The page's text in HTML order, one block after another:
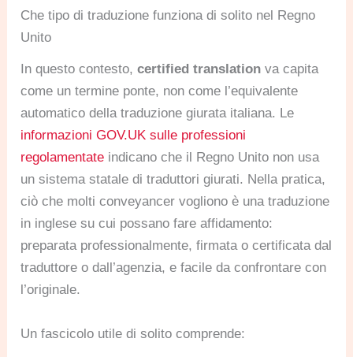
Che tipo di traduzione funziona di solito nel Regno
Unito
In questo contesto,certified translation va capita
come un termine ponte, non come l’equivalente
automatico della traduzione giurata italiana. Le
informazioni GOV.UK sulle professioni
regolamentate indicano che il Regno Unito non usa
un sistema statale di traduttori giurati. Nella pratica,
ciò che molti conveyancer vogliono è una traduzione
in inglese su cui possano fare affidamento:
preparata professionalmente, firmata o certificata dal
traduttore o dall’agenzia, e facile da confrontare con
l’originale.
Un fascicolo utile di solito comprende: